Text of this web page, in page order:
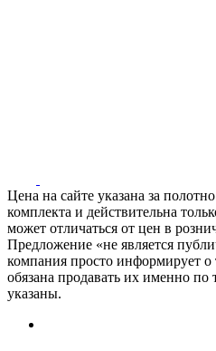
Цена на сайте указана за
комплекта и действительна
может отличаться от цен в
Предложение «не является
компания просто информирует о
обязана продавать их именно по
указаны.